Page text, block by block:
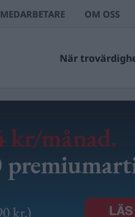
MEDARBETARE OM OSS
När